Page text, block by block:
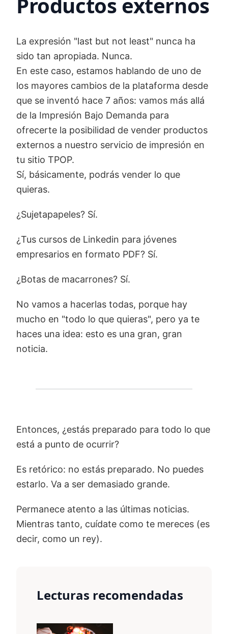
La expresión "last but not least" nunca ha
sido tan apropiada. Nunca.
En este caso, estamos hablando de uno de
los mayores cambios de la plataforma desde
que se inventó hace 7 años: vamos más allá
de la Impresión Bajo Demanda para
ofrecerte la posibilidad de vender productos
externos a nuestro servicio de impresión en
tu sitio TPOP.
Sí, básicamente, podrás vender lo que
quieras.
¿Sujetapapeles? Sí.
¿Tus cursos de Linkedin para jóvenes
empresarios en formato PDF? Sí.
¿Botas de macarrones? Sí.
No vamos a hacerlas todas, porque hay
mucho en "todo lo que quieras", pero ya te
haces una idea: esto es una gran, gran
noticia.
Entonces, ¿estás preparado para todo lo que
está a punto de ocurrir?
Es retórico: no estás preparado. No puedes
estarlo. Va a ser demasiado grande.
Permanece atento a las últimas noticias.
Mientras tanto, cuídate como te mereces (es
decir, como un rey).
Lecturas recomendadas